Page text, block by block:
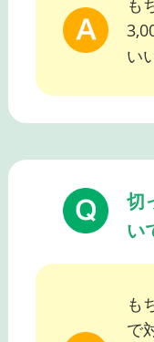
も
い
切
い
も
で